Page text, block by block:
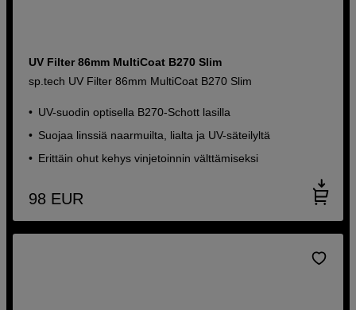
UV Filter 86mm MultiCoat B270 Slim
sp.tech UV Filter 86mm MultiCoat B270 Slim
UV-suodin optisella B270-Schott lasilla
Suojaa linssiä naarmuilta, lialta ja UV-säteilyltä
Erittäin ohut kehys vinjetoinnin välttämiseksi
98 EUR